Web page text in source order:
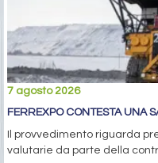
7 agosto 2026
FERREXPO CONTESTA UNA
Il provvedimento riguarda
valutarie da parte della